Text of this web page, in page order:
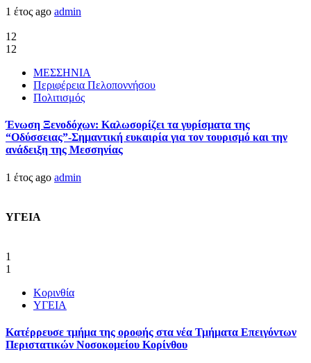
1 έτος ago admin
12
12
ΜΕΣΣΗΝΙΑ
Περιφέρεια Πελοποννήσου
Πολιτισμός
Ένωση Ξενοδόχων: Καλωσορίζει τα γυρίσματα της
“Οδύσσειας”-Σημαντική ευκαιρία για τον τουρισμό και την
ανάδειξη της Μεσσηνίας
1 έτος ago admin
ΥΓΕΙΑ
1
1
Κορινθία
ΥΓΕΙΑ
Kατέρρευσε τμήμα της οροφής στα νέα Τμήματα Επειγόντων
Περιστατικών Νοσοκομείου Κορίνθου